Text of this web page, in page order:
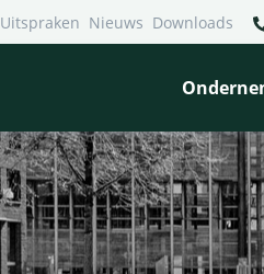
Uitspraken Nieuws Downloads